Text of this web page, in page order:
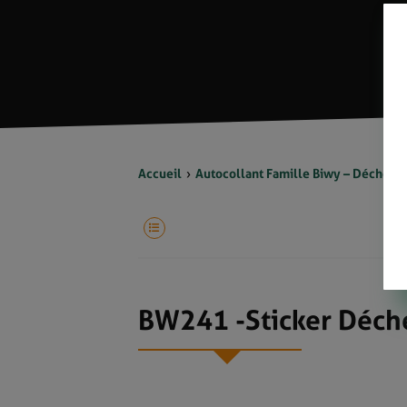
Accueil Autocollant Famille Biwy – Déchets
BW241 -Sticker